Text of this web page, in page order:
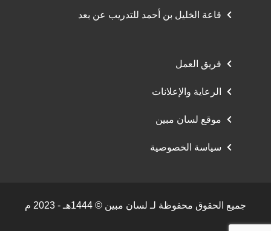
قاعة الخليل بن أحمد للتدريب عن بعد
فريق العمل
الرعاية والإعلانات
موقع لسان مبين
سياسة الخصوصية
جميع الحقوق محفوظة لـ لسان مبين © 1444هـ - 2023 م